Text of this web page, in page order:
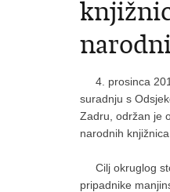
4. prosinca
suradnju s
Zadru, održan je
narodnih
Cilj okruglog
pripadnike